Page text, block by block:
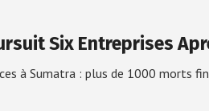
Six Entreprises
à Sumatra : plus de 1000 morts fin